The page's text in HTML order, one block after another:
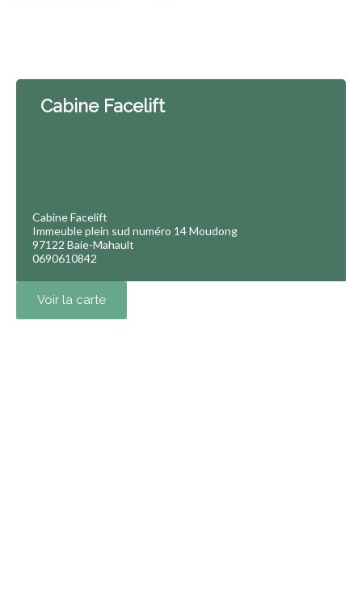
Cabine Facelift
Cabine Facelift
Immeuble plein sud numéro 14 Moudong
97122 Baie-Mahault
0690610842
Voir la carte